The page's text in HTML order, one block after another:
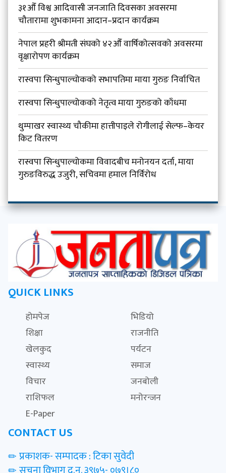
३१औँ विश्व आदिवासी जनजाति दिवसका अवसरमा
चौतारामा शुभकामना आदान–प्रदान कार्यक्रम
नेपाल प्रहरी श्रीमती संघको ४२औँ वार्षिकोत्सवको अवसरमा
वृक्षारोपण कार्यक्रम
रास्वपा सिन्धुपाल्चोकको सभापतिमा माया गुरुङ निर्वाचित
रास्वपा सिन्धुपाल्चोकको नेतृत्व माया गुरुङको काँधमा
थुम्पाखर स्वास्थ्य चौकीमा हात्तीपाइले रोगीलाई सेल्फ–केयर
किट वितरण
रास्वपा सिन्धुपाल्चोकमा विवादबीच मनोनयन दर्ता, माया
गुरुङविरुद्ध उजुरी, सचिवमा हमाल निर्विरोध
QUICK LINKS
होमपेज
भिडियो
शिक्षा
राजनीति
खेलकुद
पर्यटन
स्वास्थ्य
समाज
विचार
जनबोली
राशिफल
मनोरन्जन
E-Paper
CONTACT US
प्रकाशक- सम्पादक : टिका सुवेदी